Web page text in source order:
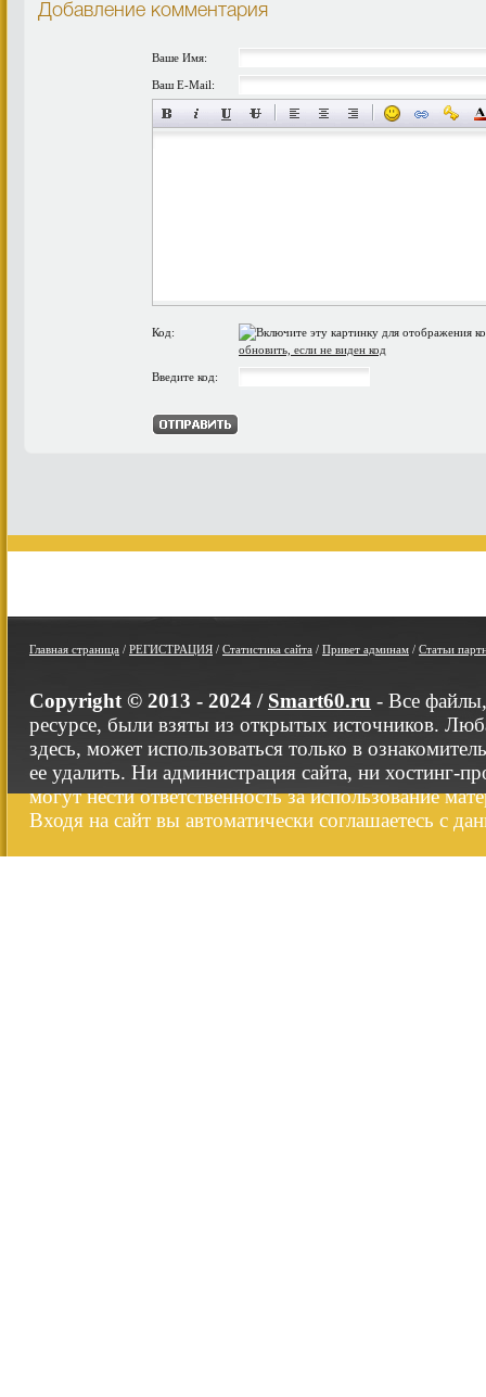
Добавление комментария
Ваше Имя:
Ваш E-Mail:
Код:
обновить, если не виден код
Введите код:
Главная страница / РЕГИСТРАЦИЯ / Статистика сайта / Привет админам / Статьи
Copyright © 2013 - 2024 / Smart60.ru - Все
ресурсе, были взяты из открытых источников.
здесь, может использоваться только в
ее удалить. Ни администрация сайта, ни хостинг-
могут нести ответственность за использование
Входя на сайт вы автоматически соглашаетесь с